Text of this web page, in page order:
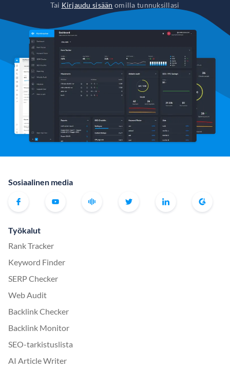
Tai Kirjaudu sisään omilla tunnuksillasi
Sosiaalinen media
Työkalut
Rank Tracker
Keyword Finder
SERP Checker
Web Audit
Backlink Checker
Backlink Monitor
SEO-tarkistuslista
AI Article Writer